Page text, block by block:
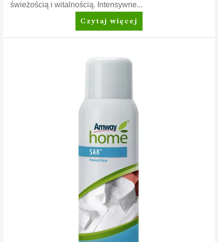
świeżością i witalnością. Intensywne...
Artistry
Skin
30
Czytaj więcej